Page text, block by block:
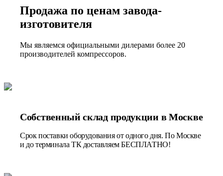
Продажа по ценам завода-
изготовителя
Мы являемся официальными дилерами более 20
производителей компрессоров.
Собственный склад продукции в Москве
Срок поставки оборудования от одного дня. По Москве
и до терминала ТК доставляем БЕСПЛАТНО!